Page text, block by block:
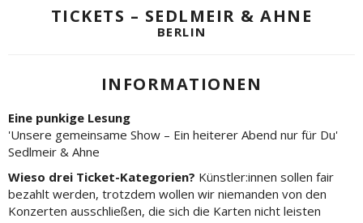
TICKETS – SEDLMEIR & AHNE
BERLIN
INFORMATIONEN
Eine punkige Lesung
'Unsere gemeinsame Show – Ein heiterer Abend nur für Du'
Sedlmeir & Ahne
Wieso drei Ticket-Kategorien? Künstler:innen sollen fair
bezahlt werden, trotzdem wollen wir niemanden von den
Konzerten ausschließen, die sich die Karten nicht leisten